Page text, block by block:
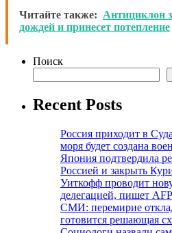
Читайте также: Антициклон
дождей и принесет потепление
Поиск
Recent Posts
Россия приходит в
моря будет создана
Япония подтвердила
Россией и закрыть
Уиткофф проводит
делегацией, пишет AFP
СМИ: перемирие
готовится решающая